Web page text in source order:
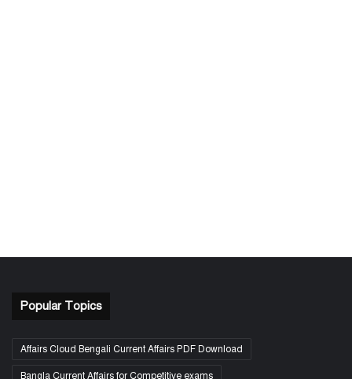
Popular Topics
Affairs Cloud Bengali Current Affairs PDF Download
Bangla Current Affairs for Competitive exams